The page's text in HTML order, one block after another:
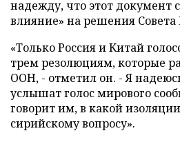
надежду, что этот документ
влияние» на решения Совета
«Только Россия и Китай
трем резолюциям, которые
ООН, - отметил он. - Я
услышат голос мирового
говорит им, в какой
сирийскому вопросу».